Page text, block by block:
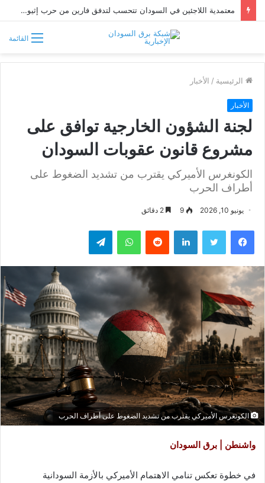
معتمدية اللاجئين في السودان تتحسب لتدفق فارين من حرب إثيوبيا
القائمة
الرئيسية / الأخبار
الأخبار
لجنة الشؤون الخارجية توافق على
مشروع قانون عقوبات السودان
الكونغرس الأميركي يقترب من تشديد الضغوط على
أطراف الحرب
يونيو 10, 2026 9
فيسبوك تويتر لينكدإن واتساب تيلقرام
الكونغرس الأميركي يقترب من تشديد الضغوط على أطراف الحرب
واشنطن | برق السودان
في خطوة تعكس تنامي الاهتمام الأميركي بالأزمة السودانية